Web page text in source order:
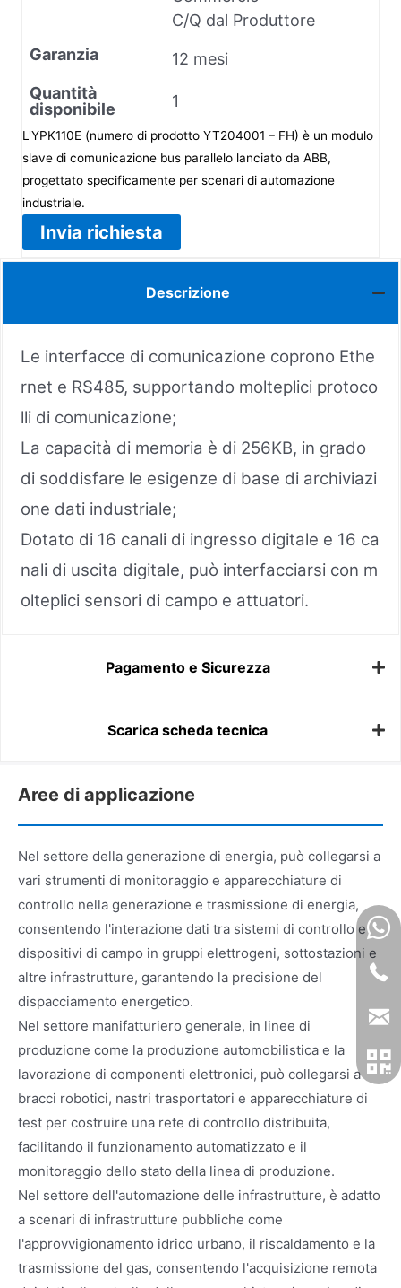
C/Q dal Produttore
Garanzia
12 mesi
Quantità
disponibile
1
L'YPK110E (numero di prodotto YT204001 – FH) è un modulo
slave di comunicazione bus parallelo lanciato da ABB,
progettato specificamente per scenari di automazione
industriale.
Invia richiesta
Descrizione
Le interfacce di comunicazione coprono Ethe
rnet e RS485, supportando molteplici protoco
lli di comunicazione;
La capacità di memoria è di 256KB, in grado
di soddisfare le esigenze di base di archiviazi
one dati industriale;
Dotato di 16 canali di ingresso digitale e 16 ca
nali di uscita digitale, può interfacciarsi con m
olteplici sensori di campo e attuatori.
Pagamento e Sicurezza
Scarica scheda tecnica
Aree di applicazione
Nel settore della generazione di energia, può collegarsi a
vari strumenti di monitoraggio e apparecchiature di
controllo nella generazione e trasmissione di energia,
consentendo l'interazione dati tra sistemi di controllo e
dispositivi di campo in gruppi elettrogeni, sottostazioni e
altre infrastrutture, garantendo la precisione del
dispacciamento energetico.
Nel settore manifatturiero generale, in linee di
produzione come la produzione automobilistica e la
lavorazione di componenti elettronici, può collegarsi a
bracci robotici, nastri trasportatori e apparecchiature di
test per costruire una rete di controllo distribuita,
facilitando il funzionamento automatizzato e il
monitoraggio dello stato della linea di produzione.
Nel settore dell'automazione delle infrastrutture, è adatto
a scenari di infrastrutture pubbliche come
l'approvvigionamento idrico urbano, il riscaldamento e la
trasmissione del gas, consentendo l'acquisizione remota